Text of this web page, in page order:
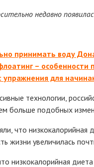
недавно
принимать воду
– особенности
упражнения для
технологии,
больше подобных
что низкокалорийная
жизни увеличилась
низкокалорийная